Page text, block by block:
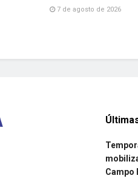
7 de agosto de 2026
Campo